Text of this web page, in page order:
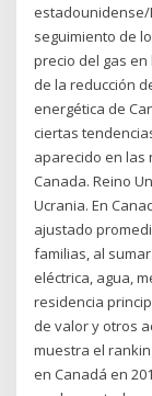
seguimiento de
precio del gas
de la reducción
energética de
ciertas
aparecido en las
Canada. Reino
Ucrania. En
ajustado
familias, al
eléctrica, agua,
residencia
de valor y otros
muestra el
en Canadá en